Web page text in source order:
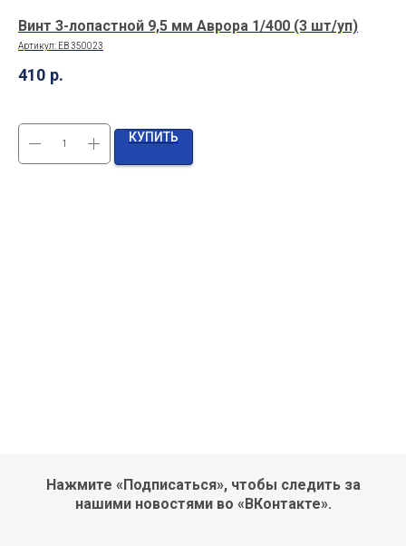
Винт 3-лопастной 9,5 мм Аврора 1/400 (3 шт/уп)
Артикул: EB 350023
410 р.
КУПИТЬ
Нажмите «Подписаться», чтобы следить за
нашими новостями во «ВКонтакте».